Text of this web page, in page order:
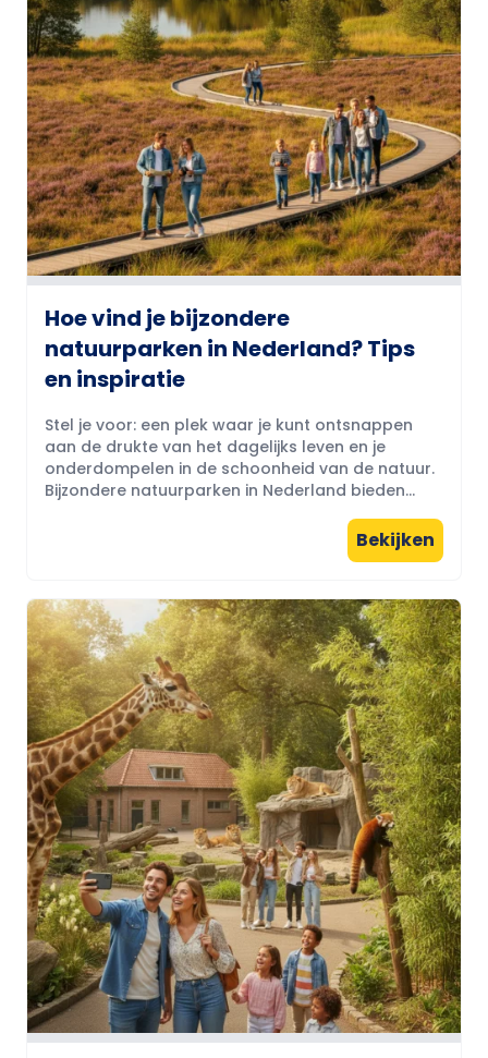
Hoe vind je bijzondere
natuurparken in Nederland? Tips
en inspiratie
Stel je voor: een plek waar je kunt ontsnappen
aan de drukte van het dagelijks leven en je
onderdompelen in de schoonheid van de natuur.
Bijzondere natuurparken in Nederland bieden...
Bekijken